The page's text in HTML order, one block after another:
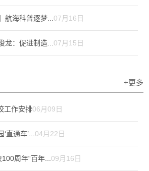
航海科普逐梦... 07月16日
龙：促进制造... 07月15日
+更多
工作安排06月09日
直通车’... 04月22日
周年“百年... 09月16日